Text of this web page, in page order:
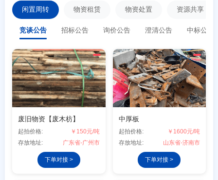
闲置周转 物资租赁 物资处置 资源共享
竞谈公告 招标公告 询价公告 澄清公告 中标公告
废旧物资【废木枋】
起拍价格:
￥150元/吨
存放地址:
广东省-广州市
下单对接 >
中厚板
起拍价格:
￥1600元/吨
存放地址:
山东省-济南市
下单对接 >